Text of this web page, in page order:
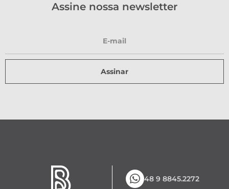
Assine nossa newsletter
Assinar
48 9 8845.2272